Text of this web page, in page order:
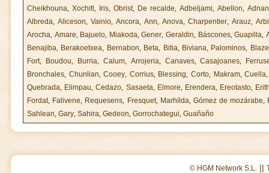
Cheikhouna, Xochitl, Iris, Obrist, De recalde, Adbeljami, Abellon, Adnan
Albreda, Aliceson, Vainio, Ancora, Ann, Anova, Charpentier, Arauz,
Arocha, Amare, Bajuelo, Miakoda,Gener, Geraldin, Báscones,Guapilla,
Benajiba, Berakoetxea, Bernabon, Beta, Bitia, Biviana, Palominos,
Fort, Boudou, Burria, Calum, Arrojeria, Canaves,Casajoanes,
Bronchales, Chunlian,Cooey, Corrius, Blessing, Corto, Makram,Cuella
Quebrada, Elimpau,Cedazo, Sasaeta, Elmore, Erendera, Ereotasto,
Fordat, Falivene, Requesens, Fresquet, Marhilda, Gómez de mozárabe,
Sahlean, Gary, Sahira, Gedeon, Gorrochategui, Guañaño
© HGM Network S.L. ||